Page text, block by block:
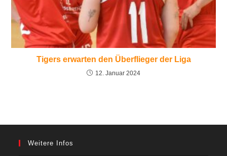
Tigers erwarten den Überflieger der Liga
12. Januar 2024
Weitere Infos